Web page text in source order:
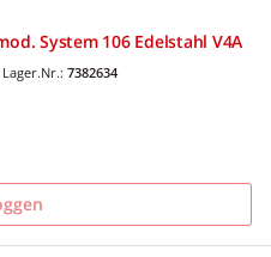
System 106 Edelstahl V4A
Lager.Nr.: 7382634